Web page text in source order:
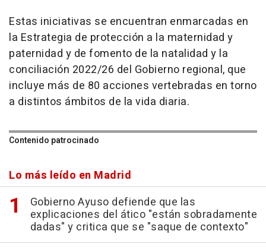
Estas iniciativas se encuentran enmarcadas en
la Estrategia de protección a la maternidad y
paternidad y de fomento de la natalidad y la
conciliación 2022/26 del Gobierno regional, que
incluye más de 80 acciones vertebradas en torno
a distintos ámbitos de la vida diaria.
Contenido patrocinado
Lo más leído en Madrid
Gobierno Ayuso defiende que las
explicaciones del ático "están sobradamente
dadas" y critica que se "saque de contexto"